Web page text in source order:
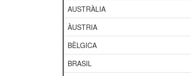
AUSTRÀLIA
ÀUSTRIA
BÈLGICA
BRASIL